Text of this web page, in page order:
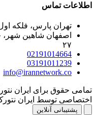
تماس
تهران پارس، فلکه اول،
۲۷
02191014664
03191011239
info@irannetwork.co
حقوق برای ایران
توسط ایران نتورک
پشتیبانی آنلاین